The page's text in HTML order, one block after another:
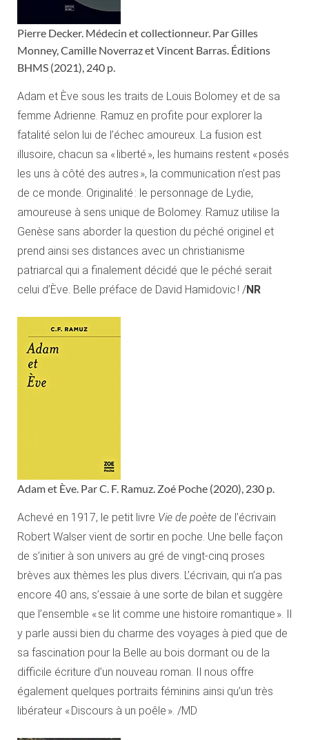
Pierre Decker. Médecin et collectionneur. Par Gilles
Monney, Camille Noverraz et Vincent Barras. Éditions
BHMS (2021), 240 p.
Adam et Ève sous les traits de Louis Bolomey et de sa
femme Adrienne. Ramuz en profite pour explorer la
fatalité selon lui de l’échec amoureux. La fusion est
illusoire, chacun sa « liberté », les humains restent « posés
les uns à côté des autres », la communication n’est pas
de ce monde. Originalité : le personnage de Lydie,
amoureuse à sens unique de Bolomey. Ramuz utilise la
Genèse sans aborder la question du péché originel et
prend ainsi ses distances avec un christianisme
patriarcal qui a finalement décidé que le péché serait
celui d’Ève. Belle préface de David Hamidovic ! /NR
Adam et Ève. Par C. F. Ramuz. Zoé Poche (2020), 230 p.
Achevé en 1917, le petit livre Vie de poète de l’écrivain
Robert Walser vient de sortir en poche. Une belle façon
de s’initier à son univers au gré de vingt-cinq proses
brèves aux thèmes les plus divers. L’écrivain, qui n’a pas
encore 40 ans, s’essaie à une sorte de bilan et suggère
que l’ensemble « se lit comme une histoire romantique ». Il
y parle aussi bien du charme des voyages à pied que de
sa fascination pour la Belle au bois dormant ou de la
difficile écriture d’un nouveau roman. Il nous offre
également quelques portraits féminins ainsi qu’un très
libérateur « Discours à un poêle ». /MD